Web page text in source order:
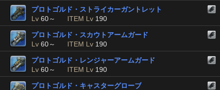
プロトゴルド・ストライカーガントレット
Lv 60～ ITEM Lv 190
プロトゴルド・スカウトアームガード
Lv 60～ ITEM Lv 190
プロトゴルド・レンジャーアームガード
Lv 60～ ITEM Lv 190
プロトゴルド・キャスターグローブ